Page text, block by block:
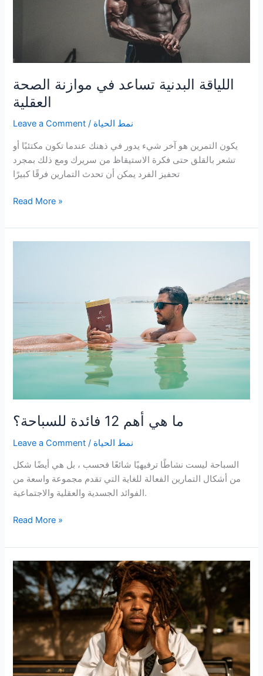
اللياقة البدنية تساعد في موازنة الصحة
العقلية
Leave a Comment / نمط الحياة
يكون التمرين هو آخر شيء يدور في ذهنك عندما تكون مكتئبًا أو
تشعر بالقلق حتى فكرة الاستيقاظ من سريرك ومع ذلك بمجرد
تحفيز الفرد يمكن أن تحدث التمارين فرقًا كبيرًا
اللياقة
تساعد
في
Read More »
ما هي أهم 12 فائدة للسباحة؟
Leave a Comment / نمط الحياة
السباحة ليست نشاطًا ترفيهيًا شائعًا فحسب ، بل هي أيضًا شكل
من أشكال التمارين الفعالة للغاية التي تقدم مجموعة واسعة من
الفوائد الجسدية والعقلية والاجتماعية.
ما
أهم
12
فائدة
للسباحة؟
Read More »